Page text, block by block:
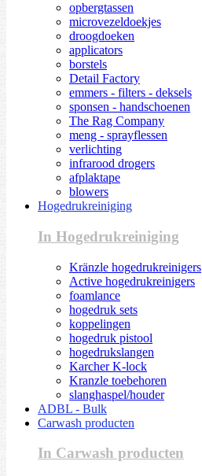
opbergtassen
microvezeldoekjes
droogdoeken
applicators
borstels
Detail Factory
emmers - filters - deksels
sponsen - handschoenen
The Rag Company
meng - sprayflessen
verlichting
infrarood drogers
afplaktape
blowers
Hogedrukreiniging
In Hogedrukreiniging
Kränzle hogedrukreinigers
Active hogedrukreinigers
foamlance
hogedruk sets
koppelingen
hogedruk pistool
hogedrukslangen
Karcher K-lock
Kranzle toebehoren
slanghaspel/houder
ADBL - Bulk
Carwash producten
In Carwash producten